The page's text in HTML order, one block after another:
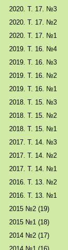
2020. Т. 17. №3
2020. Т. 17. №2
2020. Т. 17. №1
2019. Т. 16. №4
2019. Т. 16. №3
2019. Т. 16. №2
2019. Т. 16. №1
2018. Т. 15. №3
2018. Т. 15. №2
2018. Т. 15. №1
2017. T. 14. №3
2017. T. 14. №2
2017. T. 14. №1
2016. T. 13. №2
2016. T. 13. №1
2015 №2 (19)
2015 №1 (18)
2014 №2 (17)